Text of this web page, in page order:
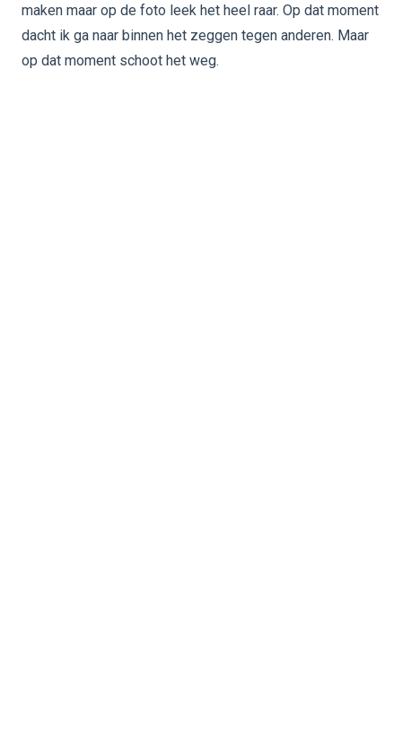
maken maar op de foto leek het heel raar. Op dat moment
dacht ik ga naar binnen het zeggen tegen anderen. Maar
op dat moment schoot het weg.